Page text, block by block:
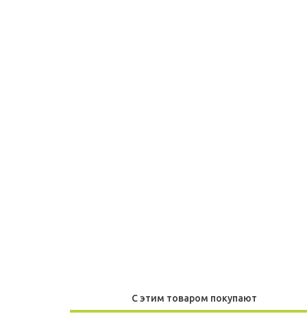
С этим товаром покупают